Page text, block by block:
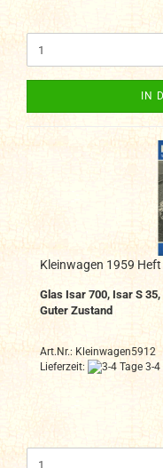
IN
Kleinwagen 1959 Heft
Glas Isar 700, Isar S
Guter Zustand
Art.Nr.: Kleinwagen5912
Lieferzeit:
3-4